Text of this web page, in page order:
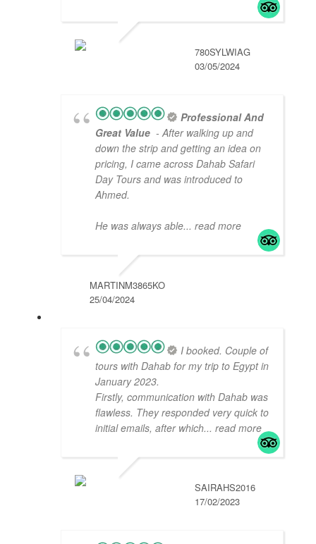
780SYLWIAG
03/05/2024
Professional And
Great Value - After walking up and
down the strip and getting an idea on
pricing, I came across Dahab Safari
Day Tours and was introduced to
Ahmed.
He was always able... read more
MARTINM3865KO
25/04/2024
I booked. Couple of
tours with Dahab for my trip to Egypt in
January 2023.
Firstly, communication with Dahab was
flawless. They responded very quick to
initial emails, after which... read more
SAIRAHS2016
17/02/2023